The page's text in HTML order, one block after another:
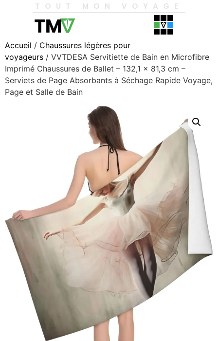
TOUT MON VOYAGE
Accueil / Chaussures légères pour
voyageurs / VVTDESA Servitiette de Bain en Microfibre
Imprimé Chaussures de Ballet – 132,1 x 81,3 cm –
Serviets de Page Absorbants à Séchage Rapide Voyage,
Page et Salle de Bain